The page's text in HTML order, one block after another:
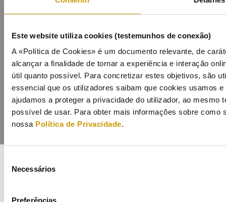
Este website utiliza cookies (testemunhos de conexão)
A «Política de Cookies» é um documento relevante, de
alcançar a finalidade de tornar a experiência e interação
útil quanto possível. Para concretizar estes objetivos, são
essencial que os utilizadores saibam que cookies usamos
ajudamos a proteger a privacidade do utilizador, ao
possível de usar. Para obter mais informações sobre
nossa Política de Privacidade.
Necessários
Preferências
Contacts Mailing list Privacy policy Cookies